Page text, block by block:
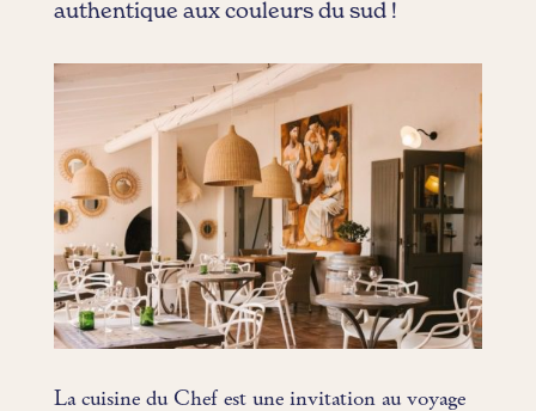
authentique aux couleurs du sud !
La cuisine du Chef est une invitation au voyage